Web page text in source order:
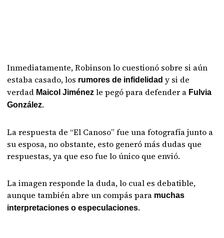
Inmediatamente, Robinson lo cuestionó sobre si aún
estaba casado, los rumores de infidelidad y si de
verdad Maicol Jiménez le pegó para defender a Fulvia
González.
La respuesta de “El Canoso” fue una fotografía junto a
su esposa, no obstante, esto generó más dudas que
respuestas, ya que eso fue lo único que envió.
La imagen responde la duda, lo cual es debatible,
aunque también abre un compás para muchas
interpretaciones o especulaciones.